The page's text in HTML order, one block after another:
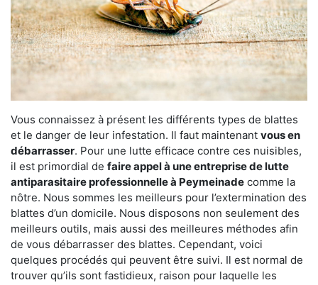
Vous connaissez à présent les différents types de blattes
et le danger de leur infestation. Il faut maintenant vous en
débarrasser. Pour une lutte efficace contre ces nuisibles,
il est primordial de faire appel à une entreprise de lutte
antiparasitaire professionnelle à Peymeinade comme la
nôtre. Nous sommes les meilleurs pour l’extermination des
blattes d’un domicile. Nous disposons non seulement des
meilleurs outils, mais aussi des meilleures méthodes afin
de vous débarrasser des blattes. Cependant, voici
quelques procédés qui peuvent être suivi. Il est normal de
trouver qu’ils sont fastidieux, raison pour laquelle les